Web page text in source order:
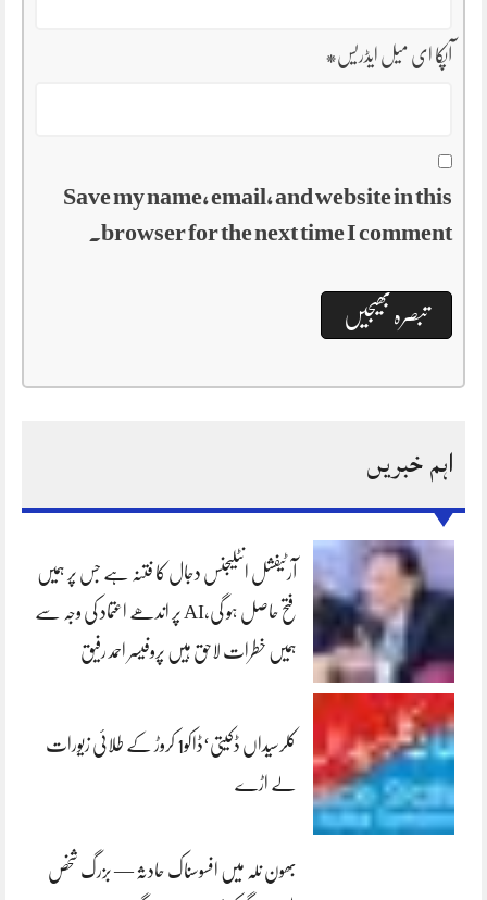
آپکا ای میل ایڈریس*
Save my name, email, and website in this
browser for the next time I comment.
اہم خبریں
آرٹیفشل انٹلیجنس دجال کا فتنہ ہے جس پر ہمیں
فتح حاصل ہو گی،AI پر اندھے اعتماد کی وجہ سے
ہمیں خطرات لاحق ہیں پروفیسر احمد رفیق
کلرسیداں ڈکیتی‘ڈاکو1 کروڑ کے طلائی زیورات
لے اڑے
بھون نلہ میں افسوسناک حادثہ — بزرگ شخص